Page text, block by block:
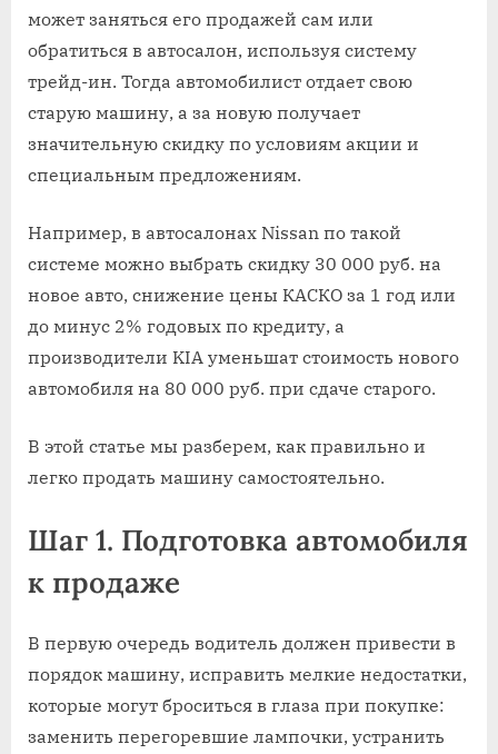
может заняться его продажей сам или
обратиться в автосалон, используя систему
трейд-ин. Тогда автомобилист отдает свою
старую машину, а за новую получает
значительную скидку по условиям акции и
специальным предложениям.
Например, в автосалонах Nissan по такой
системе можно выбрать скидку 30 000 руб. на
новое авто, снижение цены КАСКО за 1 год или
до минус 2% годовых по кредиту, а
производители KIA уменьшат стоимость нового
автомобиля на 80 000 руб. при сдаче старого.
В этой статье мы разберем, как правильно и
легко продать машину самостоятельно.
Шаг 1. Подготовка автомобиля
к продаже
В первую очередь водитель должен привести в
порядок машину, исправить мелкие недостатки,
которые могут броситься в глаза при покупке:
заменить перегоревшие лампочки, устранить